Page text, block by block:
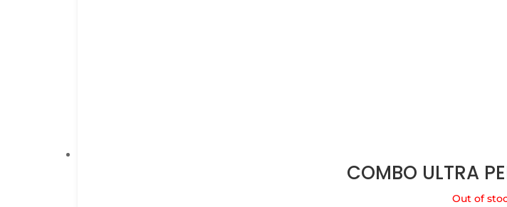
COMBO ULTRA
Out of